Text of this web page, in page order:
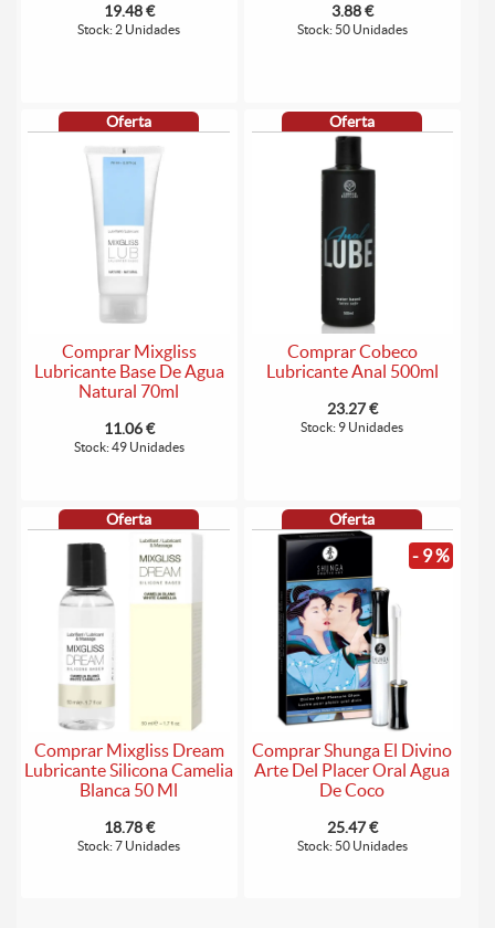
19.48 €
Stock: 2 Unidades
3.88 €
Stock: 50 Unidades
Oferta
Comprar Mixgliss
Lubricante Base De Agua
Natural 70ml
11.06 €
Stock: 49 Unidades
Oferta
Comprar Cobeco
Lubricante Anal 500ml
23.27 €
Stock: 9 Unidades
Oferta
Comprar Mixgliss Dream
Lubricante Silicona Camelia
Blanca 50 Ml
18.78 €
Stock: 7 Unidades
Oferta
- 9 %
Comprar Shunga El Divino
Arte Del Placer Oral Agua
De Coco
25.47 €
Stock: 50 Unidades